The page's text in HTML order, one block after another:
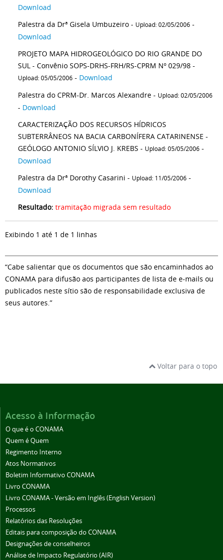
Download
Palestra da Drª Gisela Umbuzeiro - Upload: 02/05/2006 -
Download
PROJETO MAPA HIDROGEOLÓGICO DO RIO GRANDE DO
SUL - Convênio SOPS-DRHS-FRH/RS-CPRM Nº 029/98 -
Upload: 05/05/2006 - Download
Palestra do CPRM-Dr. Marcos Alexandre - Upload: 02/05/2006
- Download
CARACTERIZAÇÃO DOS RECURSOS HÍDRICOS
SUBTERRÂNEOS NA BACIA CARBONÍFERA CATARINENSE -
GEÓLOGO ANTONIO SÍLVIO J. KREBS - Upload: 05/05/2006 -
Download
Palestra da Drª Dorothy Casarini - Upload: 11/05/2006 -
Download
Resultado: tramitação migrada sem resultado
Exibindo 1 até 1 de 1 linhas
“Cabe salientar que os documentos que são encaminhados ao
CONAMA para difusão aos participantes de lista de e-mails ou
publicados neste sítio são de responsabilidade exclusiva de
seus autores.”
Voltar para o topo
Acesso à Informação
O que é o CONAMA
Quem é Quem
Regimento Interno
Atos Normativos
Boletim Informativo CONAMA
Livro CONAMA
Livro CONAMA - Versão em Inglês (English Version)
Processos
Relatórios das Resoluções
Editais para composição do CONAMA
Designações de conselheiros
Análise de Impacto Regulatório (AIR)